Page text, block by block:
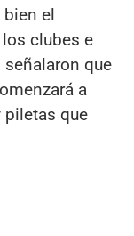
el
clubes e
que
a
que